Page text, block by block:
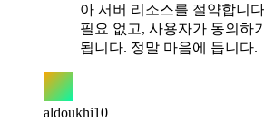
아 서버 리소스를 절약합니
필요 없고, 사용자가 동의하
됩니다. 정말 마음에 듭니다.
aldoukhi10